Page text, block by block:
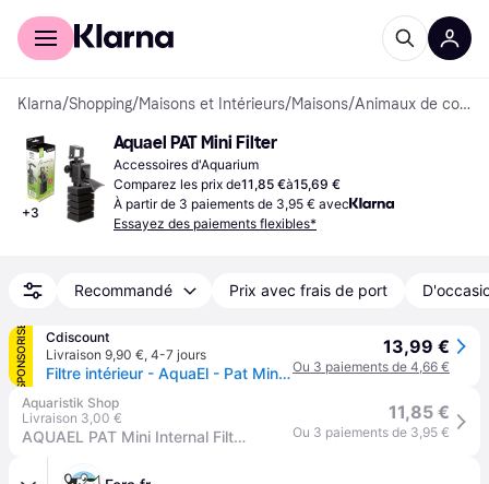
Acheter avec Klarna
Klarna/Shopping/Maisons et Intérieurs/Maisons/ Animaux de compagnie
+3
Aquael PAT Mini Filter
Accessoires d'Aquarium
Comparez les prix de11,85 €à15,69 €
À partir de 3 paiements de 3,95 € avec
Essayez des paiements flexibles*
Recommandé Prix avec frais de port
SPONSORISÉ
Cdiscount
Livraison 9,90 €, 4-7 jours
Filtre intérieur - AquaEl - Pat Mini - Pour nano aquariums - Moins de 20 litres - Éponge durable - Blanc
13,99 €
Ou 3 paiements de 4,66 €
Aquaristik Shop
Livraison 3,00 €
AQUAEL PAT Mini Internal Filter
11,85 €
Ou 3 paiements de 3,95 €